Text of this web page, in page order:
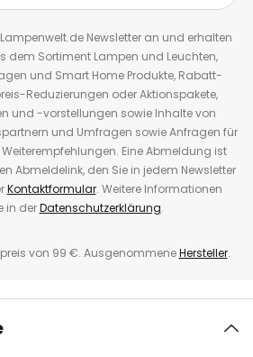
Newsletter an und erhalten
dem Sortiment Lampen und Leuchten,
und Smart Home Produkte, Rabatt-
Reduzierungen oder Aktionspakete,
und -vorstellungen sowie Inhalte von
und Umfragen sowie Anfragen für
Eine Abmeldung ist
Abmeldelink, den Sie in jedem Newsletter
Kontaktformular. Weitere Informationen
in derDatenschutzerklärung.
von 99 €. AusgenommeneHersteller.